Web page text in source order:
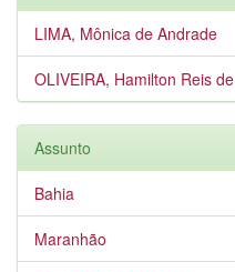
LIMA, Mônica de Andrade
OLIVEIRA, Hamilton Reis de
Assunto
Bahia
Maranhão